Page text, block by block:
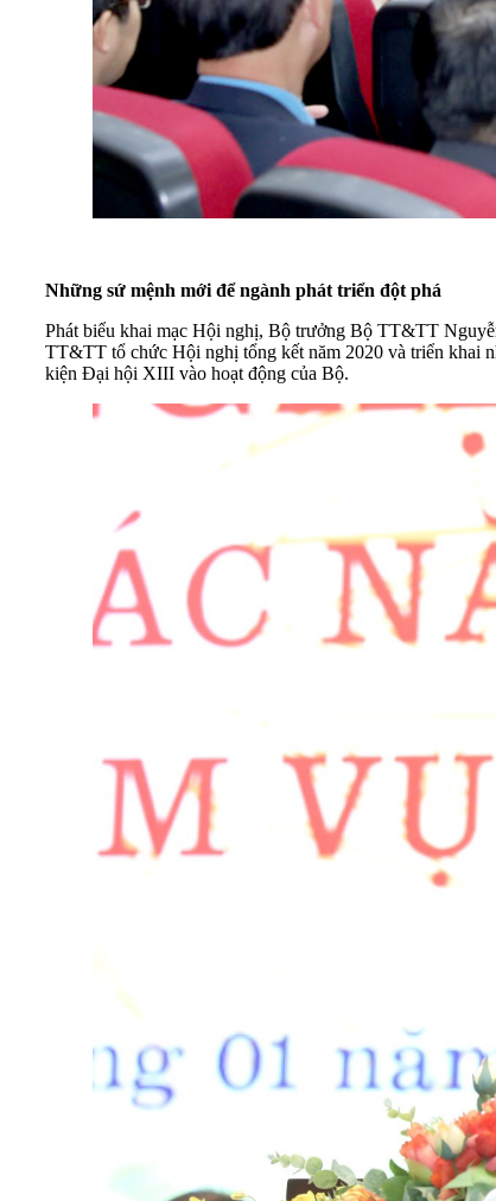
Những sứ mệnh mới để ngành phát triển đột phá
Phát biểu khai mạc Hội nghị, Bộ trưởng Bộ TT&TT
TT&TT tổ chức Hội nghị tổng kết năm 2020 và triển khai
kiện Đại hội XIII vào hoạt động của Bộ.